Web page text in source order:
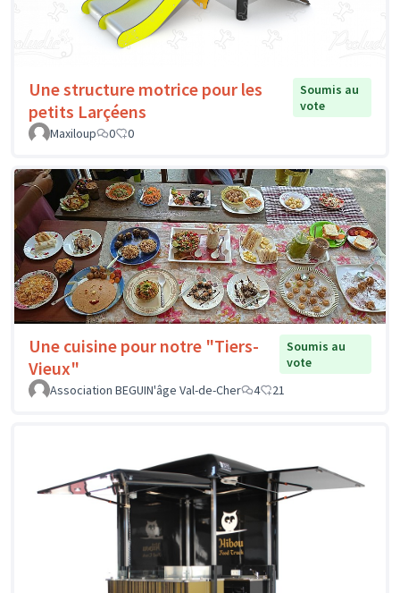
Une structure motrice pour les
petits Larçéens
Soumis au
vote
Maxiloup
0 0
Une cuisine pour notre "Tiers-
Vieux"
Soumis au
vote
Association BEGUIN'âge Val-de-Cher
4 21